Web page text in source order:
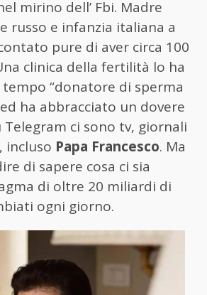
mirino dell’ Fbi. Madre
russo e infanzia italiana a
pure di aver circa 100
clinica della fertilità lo ha
“donatore di sperma
ha abbracciato un dovere
Telegram ci sono tv, giornali
incluso Papa Francesco. Ma
di sapere cosa ci sia
di oltre 20 miliardi di
ogni giorno.